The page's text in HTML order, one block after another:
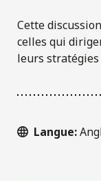
Cette
celles qui
leurs
Langue: